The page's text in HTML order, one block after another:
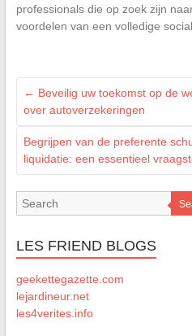
professionals die op zoek zijn
voordelen van een volledige
← Beveilig uw toekomst op de
over autoverzekeringen
Begrijpen van de preferente
liquidatie: een essentieel
LES FRIEND BLOGS
geekettegazette.com
lejardineur.net
les4verites.info